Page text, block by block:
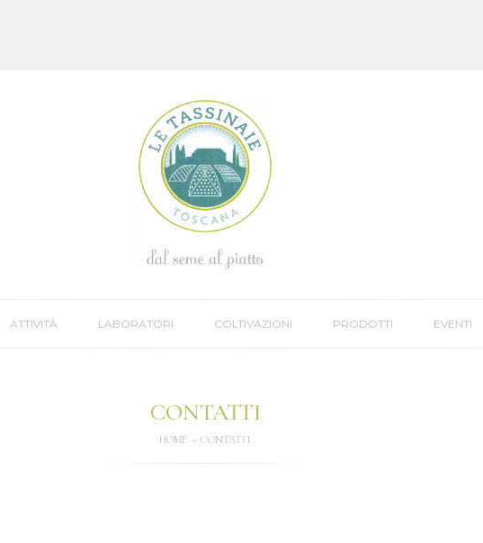
ATTIVITÀ LABORATORI COLTIVAZIONI PRODOTTI EVENTI
CONTATTI
HOME CONTATTI